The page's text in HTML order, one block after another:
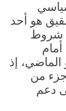
هو أحد
شروط
إذ
من
دعم